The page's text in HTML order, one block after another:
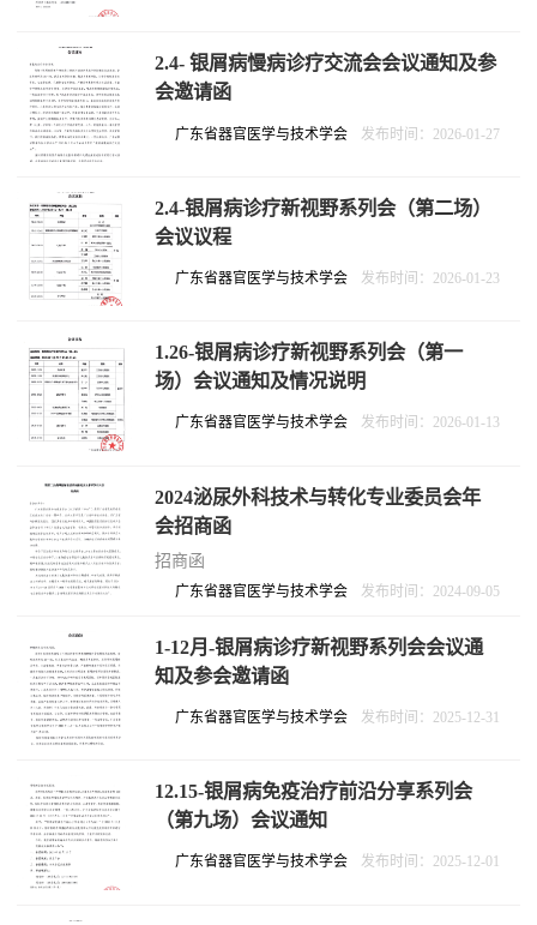
2.4- 银屑病慢病诊疗交流会会议通知及参
会邀请函
广东省器官医学与技术学会 发布时间：2026-01-27
2.4-银屑病诊疗新视野系列会（第二场）
会议议程
广东省器官医学与技术学会 发布时间：2026-01-23
1.26-银屑病诊疗新视野系列会（第一
场）会议通知及情况说明
广东省器官医学与技术学会 发布时间：2026-01-13
2024泌尿外科技术与转化专业委员会年
会招商函
招商函
广东省器官医学与技术学会 发布时间：2024-09-05
1-12月-银屑病诊疗新视野系列会会议通
知及参会邀请函
广东省器官医学与技术学会 发布时间：2025-12-31
12.15-银屑病免疫治疗前沿分享系列会
（第九场）会议通知
广东省器官医学与技术学会 发布时间：2025-12-01